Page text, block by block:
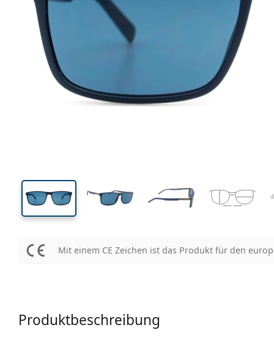
Brillenbreite
38 mm
Glashöhe Glasbreite
Glasbreite
Mit einem CE Zeichen ist das Produkt für den
Produktbeschreibung